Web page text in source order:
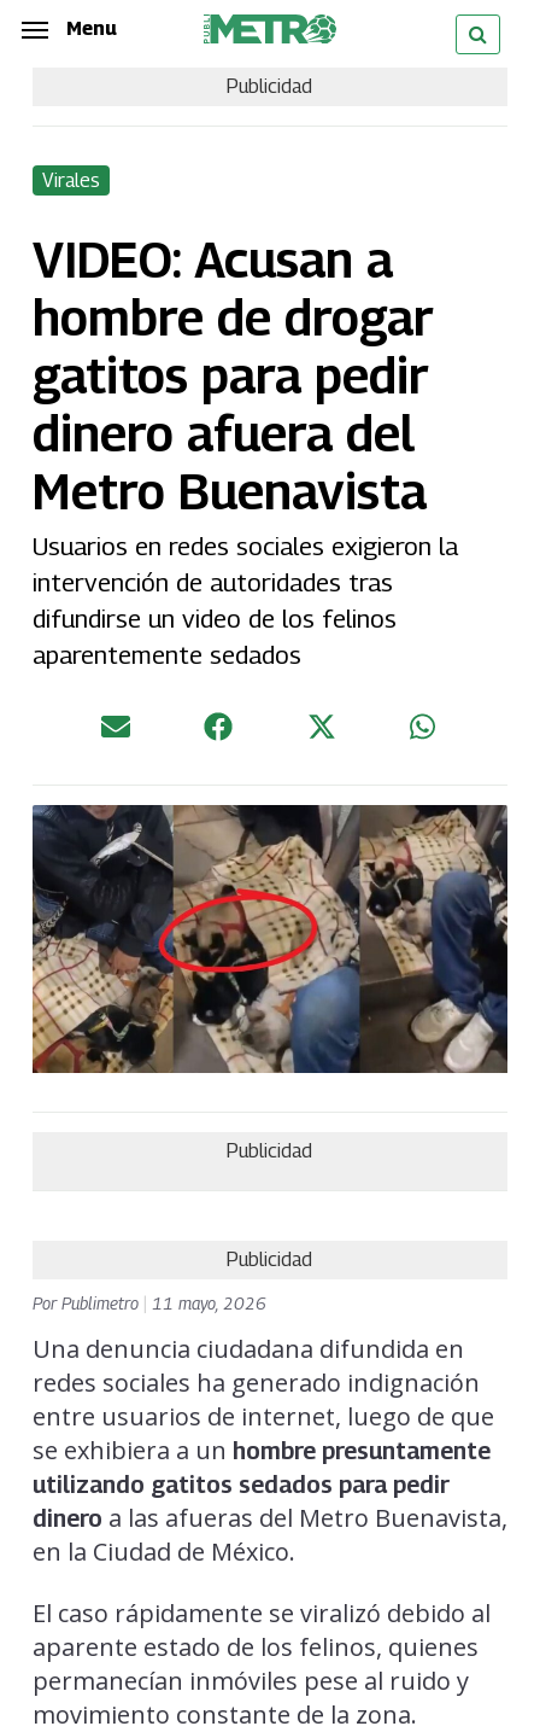
Skip
content
Menu
Publicidad
Virales
VIDEO: Acusan a
hombre de drogar
gatitos para pedir
dinero afuera del
Metro Buenavista
Usuarios en redes sociales exigieron la
intervención de autoridades tras
difundirse un video de los felinos
aparentemente sedados
Publicidad
Publicidad
PorPublimetro 11 mayo, 2026
Una denuncia ciudadana difundida en
redes sociales ha generado indignación
entre usuarios de internet, luego de que
se exhibiera a un hombre presuntamente
utilizando gatitos sedados para pedir
dinero a las afueras del Metro Buenavista,
en la Ciudad de México.
El caso rápidamente se viralizó debido al
aparente estado de los felinos, quienes
permanecían inmóviles pese al ruido y
movimiento constante de la zona.
Menu